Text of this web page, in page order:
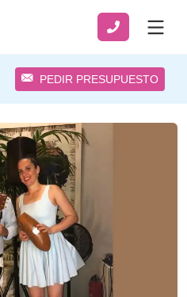
PEDIR PRESUPUESTO